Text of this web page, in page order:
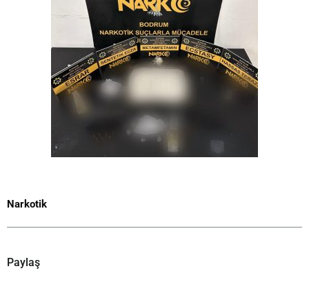
Narkotik
Paylaş